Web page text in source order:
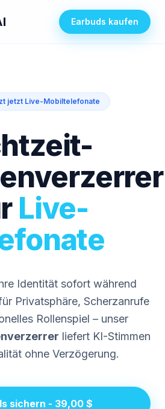
Earbuds kaufen
jetzt Live-Mobiltelefonate
Live-
Identität sofort während
Privatsphäre, Scherzanrufe
Rollenspiel – unser
liefert KI-Stimmen
ohne Verzögerung.
sichern - 39,00 $